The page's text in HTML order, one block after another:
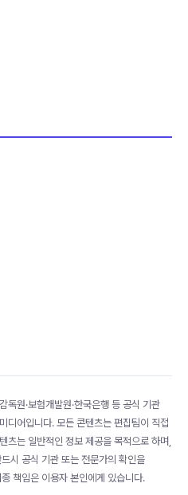
독원·보험개발원·한국은행 등 공식 기관
디어입니다. 모든 콘텐츠는 편집팀이 직접
츠는 일반적인 정보 제공을 목적으로 하며,
시 공식 기관 또는 전문가의 확인을
책임은 이용자 본인에게 있습니다.